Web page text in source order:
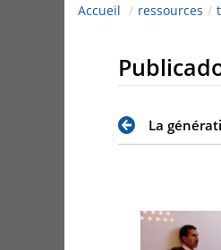
Accueil / ressources /
La